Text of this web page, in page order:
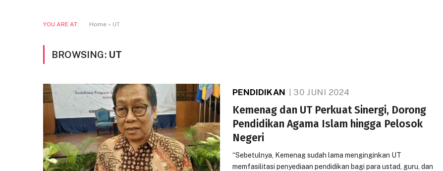
YOU ARE AT: Home » UT
BROWSING: UT
PENDIDIKAN 30 JUNI 2024
Kemenag dan UT Perkuat Sinergi, Dorong
Pendidikan Agama Islam hingga Pelosok
Negeri
“Sebetulnya, Kemenag sudah lama menginginkan UT
memfasilitasi penyediaan pendidikan bagi para ustad, guru, dan